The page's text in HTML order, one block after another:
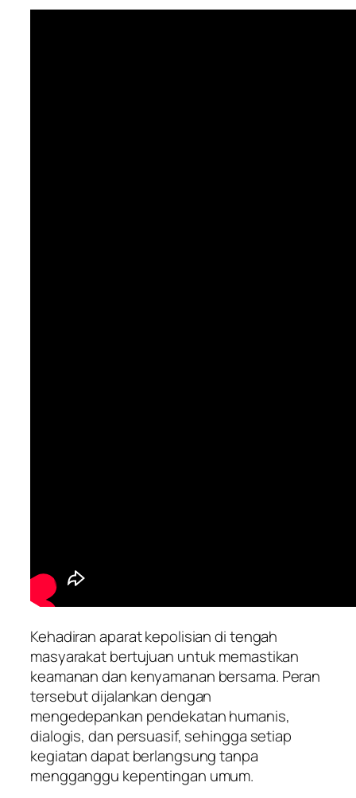
Kehadiran aparat kepolisian di tengah
masyarakat bertujuan untuk memastikan
keamanan dan kenyamanan bersama. Peran
tersebut dijalankan dengan
mengedepankan pendekatan humanis,
dialogis, dan persuasif, sehingga setiap
kegiatan dapat berlangsung tanpa
mengganggu kepentingan umum.